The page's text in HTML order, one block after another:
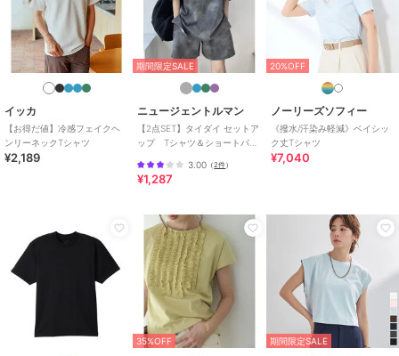
ツ､フレアパンツ､スラックスと合わせれば大人のキレイめカジュアル
にも｡
定番のデニムジャケットやナイロンジャケット､デニムパンツ､チノパ
ンなどのベーシックアイテムとも相性抜群｡
靴は、スニーカーはもちろん､ローファーやブーツのような革靴でも
バックパック､トートバッグ､ショルダーバッグ､キャップ､バケットハ
ット､スマホショルダー､チェーンアクセなどの小物と合わせればワン
ランク上のコーデが完成｡
メンズ､レディースを問わず､ユニセックスで着用可能｡
ギフトやペアコーデにもオススメなアイテムです｡
ゼロステイン
ジーンズメイト
商品カテゴリ トップス ／ Tシャツ・カットソ
ー
メンズ
イッカ
【お得だ値】冷感フェイクヘ
ンリーネックTシャツ
¥2,189
期間限定SALE
ニュージェントルマン
【2点SET】タイダイ セットア
ップ Tシャツ＆ショートパン
3.00 （2件）
¥1,287
20%OFF
ノーリーズソフィー
《撥水/汗染み軽減》ベイシッ
ク丈Tシャツ
¥7,040
35%OFF 期間限定SALE